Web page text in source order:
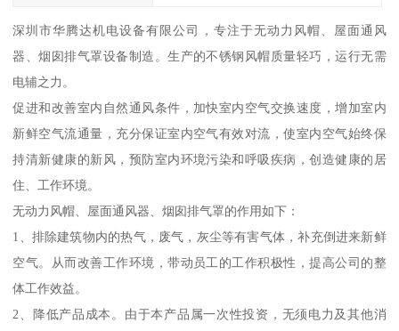
深圳市华腾达机电设备有限公司，专注于无动力风帽、屋面通风
器、烟囱排气罩设备制造。生产的不锈钢风帽质量轻巧，运行无需
电辅之力。
促进和改善室内自然通风条件，加快室内空气交换速度，增加室内
新鲜空气流通量，充分保证室内空气有效对流，使室内空气始终保
持清新健康的新风，预防室内环境污染和呼吸疾病，创造健康的居
住、工作环境。
无动力风帽、屋面通风器、烟囱排气罩的作用如下：
1、排除建筑物内的热气，废气，灰尘等有害气体，补充倒进来新鲜
空气。从而改善工作环境，带动员工的工作积极性，提高公司的整
体工作效益。
2、降低产品成本。由于本产品属一次性投资，无须电力及其他消